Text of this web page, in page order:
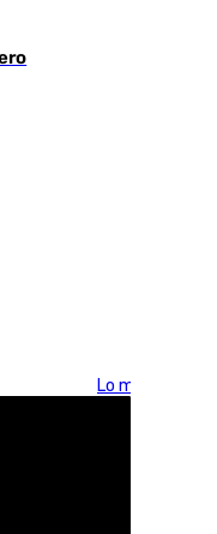
Lo más visto >